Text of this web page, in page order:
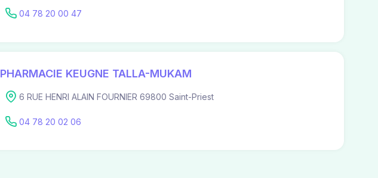
04 78 20 00 47
PHARMACIE KEUGNE TALLA-MUKAM
6 RUE HENRI ALAIN FOURNIER 69800 Saint-Priest
04 78 20 02 06